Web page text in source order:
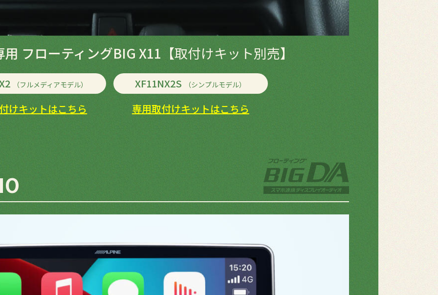
フローティングBIG X11 【取付けキット別売】
（フルメディアモデル）
けキットはこちら
XF11NX2S （シンプルモデル）
専用取付けキットはこちら